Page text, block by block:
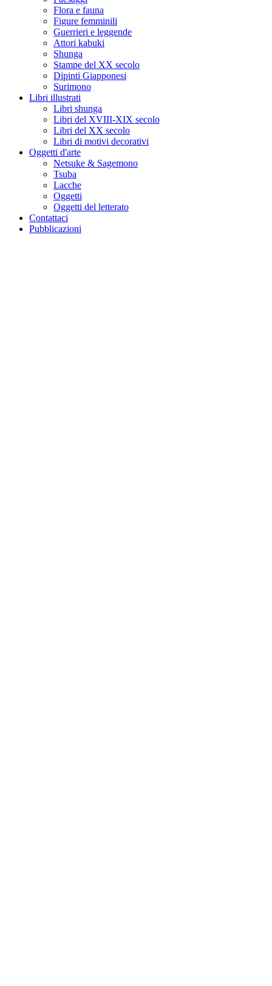
Flora e fauna
Figure femminili
Guerrieri e leggende
Attori kabuki
Shunga
Stampe del XX secolo
Dipinti Giapponesi
Surimono
Libri illustrati
Libri shunga
Libri del XVIII-XIX secolo
Libri del XX secolo
Libri di motivi decorativi
Oggetti d'arte
Netsuke & Sagemono
Tsuba
Lacche
Oggetti
Oggetti del letterato
Contattaci
Pubblicazioni